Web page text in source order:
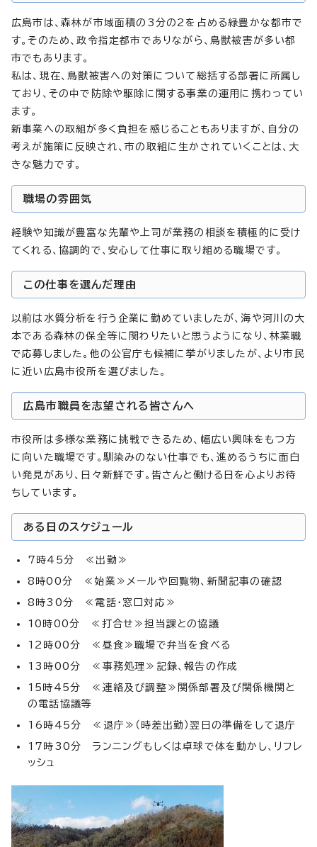
広島市は、森林が市域面積の3分の2を占める緑豊かな都市で
す。そのため、政令指定都市でありながら、鳥獣被害が多い都
市でもあります。
私は、現在、鳥獣被害への対策について総括する部署に所属し
ており、その中で防除や駆除に関する事業の運用に携わってい
ます。
新事業への取組が多く負担を感じることもありますが、自分の
考えが施策に反映され、市の取組に生かされていくことは、大
きな魅力です。
職場の雰囲気
経験や知識が豊富な先輩や上司が業務の相談を積極的に受け
てくれる、協調的で、安心して仕事に取り組める職場です。
この仕事を選んだ理由
以前は水質分析を行う企業に勤めていましたが、海や河川の大
本である森林の保全等に関わりたいと思うようになり、林業職
で応募しました。他の公官庁も候補に挙がりましたが、より市民
に近い広島市役所を選びました。
広島市職員を志望される皆さんへ
市役所は多様な業務に挑戦できるため、幅広い興味をもつ方
に向いた職場です。馴染みのない仕事でも、進めるうちに面白
い発見があり、日々新鮮です。皆さんと働ける日を心よりお待
ちしています。
ある日のスケジュール
7時45分 ≪出勤≫
8時00分 ≪始業≫メールや回覧物、新聞記事の確認
8時30分 ≪電話・窓口対応≫
10時00分 ≪打合せ≫担当課との協議
12時00分 ≪昼食≫職場で弁当を食べる
13時00分 ≪事務処理≫記録、報告の作成
15時45分 ≪連絡及び調整≫関係部署及び関係機関と
の電話協議等
16時45分 ≪退庁≫（時差出勤）翌日の準備をして退庁
17時30分 ランニングもしくは卓球で体を動かし、リフレ
ッシュ